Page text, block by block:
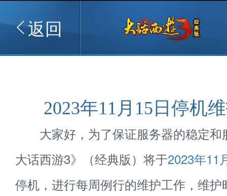
返回
2023年11月15日停机
大家好，为了保证服务器的稳定和
大话西游3》（经典版）将于2023年11
停机，进行每周例行的维护工作，维护